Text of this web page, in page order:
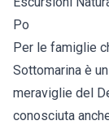
Po
Per le famiglie
Sottomarina è
meraviglie del
conosciuta